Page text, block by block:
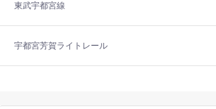
東武宇都宮線
宇都宮芳賀ライトレール